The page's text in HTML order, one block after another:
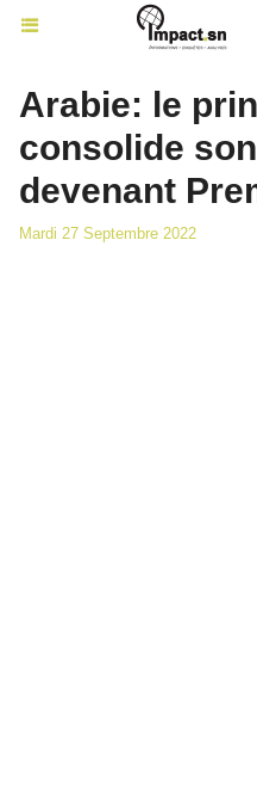
Arabie: le
consolide
devenant
Mardi 27 Septembre 2022